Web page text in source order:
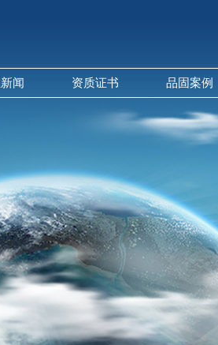
闻 资质证书 品固案例